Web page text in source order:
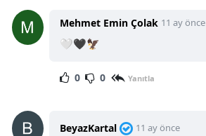
Mehmet Emin Çolak 11 ay önce
🤍🖤🦅
0 0 Yanıtla
BeyazKartal 11 ay önce